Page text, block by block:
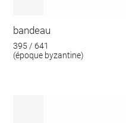
bandeau
395 / 641
(époque byzantine)